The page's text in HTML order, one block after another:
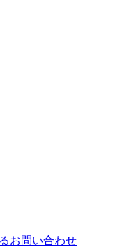
お問い合わせ